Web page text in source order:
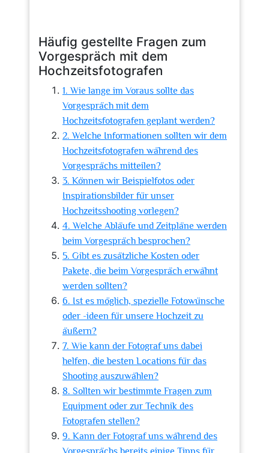
Häufig gestellte Fragen zum
Vorgespräch mit dem
Hochzeitsfotografen
1. Wie lange im Voraus sollte das
Vorgespräch mit dem
Hochzeitsfotografen geplant werden?
2. Welche Informationen sollten wir dem
Hochzeitsfotografen während des
Vorgesprächs mitteilen?
3. Können wir Beispielfotos oder
Inspirationsbilder für unser
Hochzeitsshooting vorlegen?
4. Welche Abläufe und Zeitpläne werden
beim Vorgespräch besprochen?
5. Gibt es zusätzliche Kosten oder
Pakete, die beim Vorgespräch erwähnt
werden sollten?
6. Ist es möglich, spezielle Fotowünsche
oder -ideen für unsere Hochzeit zu
äußern?
7. Wie kann der Fotograf uns dabei
helfen, die besten Locations für das
Shooting auszuwählen?
8. Sollten wir bestimmte Fragen zum
Equipment oder zur Technik des
Fotografen stellen?
9. Kann der Fotograf uns während des